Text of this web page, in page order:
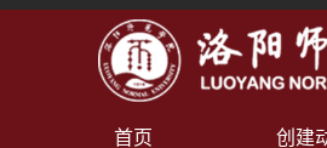
首页 创建